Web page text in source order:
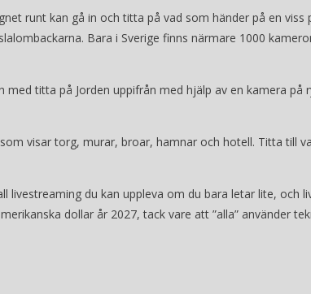
runt kan gå in och titta på vad som händer på en
Bara i Sverige finns närmare 1000
titta på Jorden uppifrån med hjälp av en kamera
visar torg, murar, broar, hamnar och hotell. Titta till
du kan uppleva om du bara letar lite, och
dollar år 2027, tack vare att ”alla” använder